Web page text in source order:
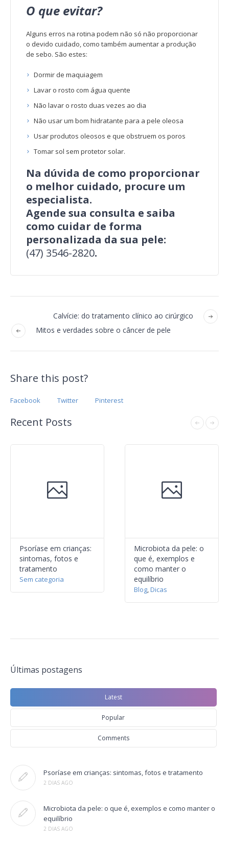
O que evitar?
Alguns erros na rotina podem não só não proporcionar
o devido cuidado, como também aumentar a produção
de sebo. São estes:
Dormir de maquiagem
Lavar o rosto com água quente
Não lavar o rosto duas vezes ao dia
Não usar um bom hidratante para a pele oleosa
Usar produtos oleosos e que obstruem os poros
Tomar sol sem protetor solar.
Na dúvida de como proporcionar
o melhor cuidado, procure um
especialista.
Agende sua consulta e saiba
como cuidar de forma
personalizada da sua pele:
(47) 3546-2820.
Calvície: do tratamento clínico ao cirúrgico
Mitos e verdades sobre o câncer de pele
Share this post?
Facebook Twitter Pinterest
Recent Posts
Psoríase em crianças:
sintomas, fotos e
tratamento
Sem categoria
Microbiota da pele: o
que é, exemplos e
como manter o
equilíbrio
Blog,Dicas
Últimas postagens
Latest
Popular
Comments
Psoríase em crianças: sintomas, fotos e tratamento
2 DIAS AGO
Microbiota da pele: o que é, exemplos e como manter o
equilíbrio
2 DIAS AGO